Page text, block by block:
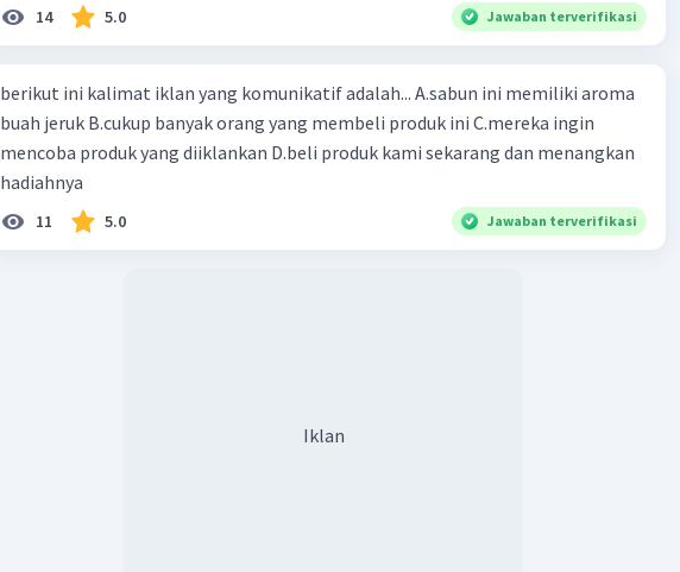
14 5.0 Jawaban terverifikasi
berikut ini kalimat iklan yang komunikatif adalah... A.sabun ini memiliki aroma
buah jeruk B.cukup banyak orang yang membeli produk ini C.mereka ingin
mencoba produk yang diiklankan D.beli produk kami sekarang dan menangkan
hadiahnya
11 5.0 Jawaban terverifikasi
Iklan